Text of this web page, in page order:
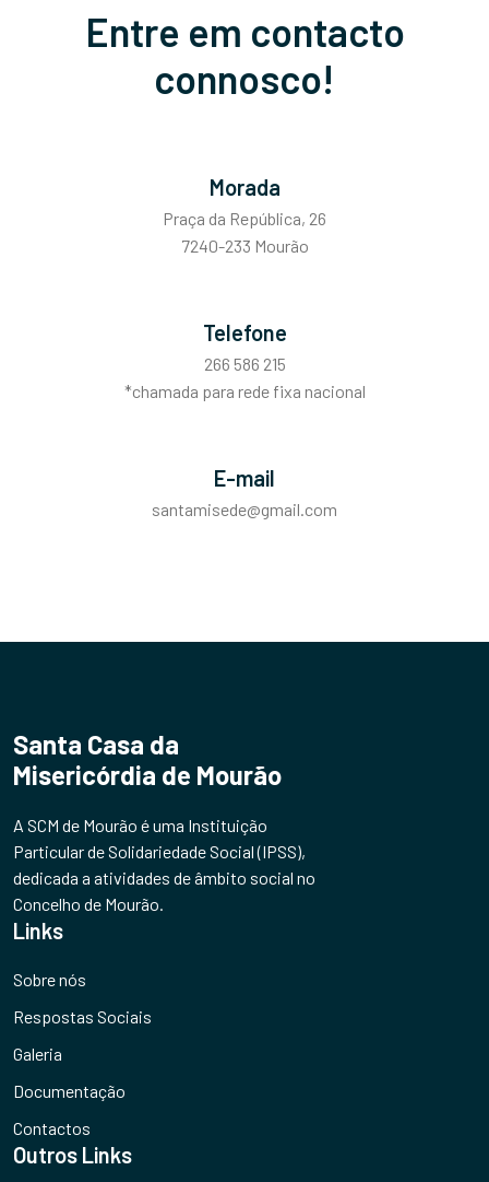
Entre em contacto
connosco!
Morada
Praça da República, 26
7240-233 Mourão
Telefone
266 586 215
*chamada para rede fixa nacional
E-mail
santamisede@gmail.com
Santa Casa da
Misericórdia de Mourão
A SCM de Mourão é uma Instituição
Particular de Solidariedade Social (IPSS),
dedicada a atividades de âmbito social no
Concelho de Mourão.
Links
Sobre nós
Respostas Sociais
Galeria
Documentação
Contactos
Outros Links